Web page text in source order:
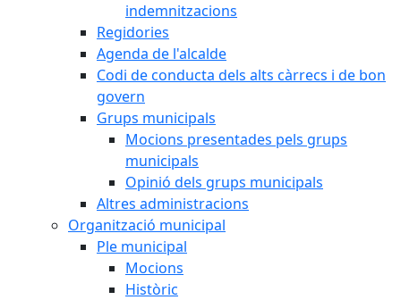
indemnitzacions
Regidories
Agenda de l'alcalde
Codi de conducta dels alts càrrecs i de bon
govern
Grups municipals
Mocions presentades pels grups
municipals
Opinió dels grups municipals
Altres administracions
Organització municipal
Ple municipal
Mocions
Històric